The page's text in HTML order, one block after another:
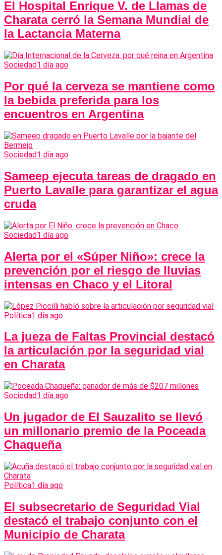
El Hospital Enrique V. de Llamas de
Charata cerró la Semana Mundial de
la Lactancia Materna
Sociedad1 día ago
Por qué la cerveza se mantiene como
la bebida preferida para los
encuentros en Argentina
Sociedad1 día ago
Sameep ejecuta tareas de dragado en
Puerto Lavalle para garantizar el agua
cruda
Sociedad1 día ago
Alerta por el «Súper Niño»: crece la
prevención por el riesgo de lluvias
intensas en Chaco y el Litoral
Política1 día ago
La jueza de Faltas Provincial destacó
la articulación por la seguridad vial
en Charata
Sociedad1 día ago
Un jugador de El Sauzalito se llevó
un millonario premio de la Poceada
Chaqueña
Política1 día ago
El subsecretario de Seguridad Vial
destacó el trabajo conjunto con el
Municipio de Charata